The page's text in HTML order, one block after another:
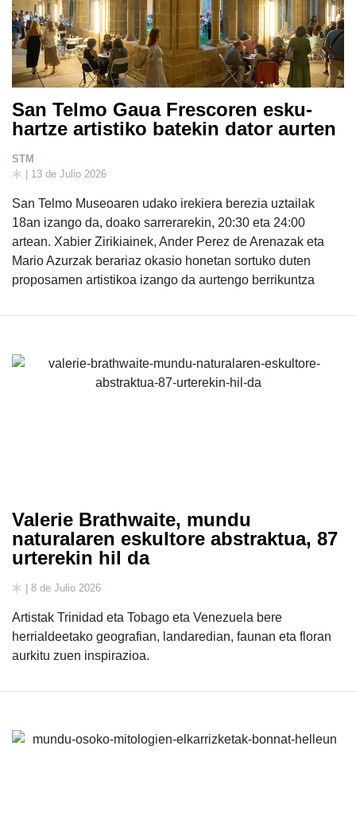
San Telmo Gaua Frescoren esku-
hartze artistiko batekin dator aurten
STM
| 13 de Julio 2026
San Telmo Museoaren udako irekiera berezia uztailak
18an izango da, doako sarrerarekin, 20:30 eta 24:00
artean. Xabier Zirikiainek, Ander Perez de Arenazak eta
Mario Azurzak berariaz okasio honetan sortuko duten
proposamen artistikoa izango da aurtengo berrikuntza
Valerie Brathwaite, mundu
naturalaren eskultore abstraktua, 87
urterekin hil da
| 8 de Julio 2026
Artistak Trinidad eta Tobago eta Venezuela bere
herrialdeetako geografian, landaredian, faunan eta floran
aurkitu zuen inspirazioa.